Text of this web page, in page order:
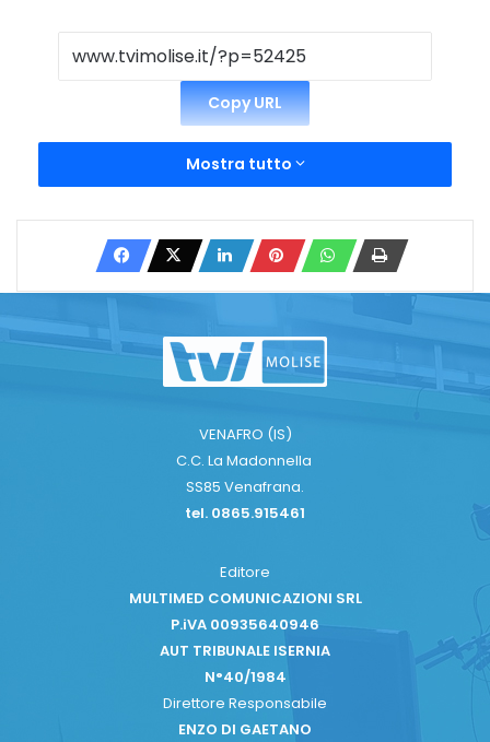
Copy URL
Mostra tutto
VENAFRO (IS)
C.C. La Madonnella
SS85 Venafrana.
tel. 0865.915461
Editore
MULTIMED COMUNICAZIONI SRL
P.iVA 00935640946
AUT TRIBUNALE ISERNIA
N°40/1984
Direttore Responsabile
ENZO DI GAETANO